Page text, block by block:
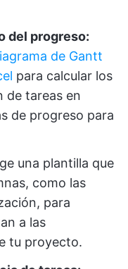
del progreso:
de Gantt
para calcular los
de tareas en
de progreso para
una plantilla que
como las
para
a las
tu proyecto.